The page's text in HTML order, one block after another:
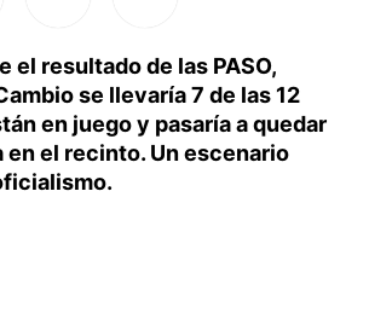
el resultado de las PASO,
se llevaría 7 de las 12
en juego y pasaría a quedar
en el recinto. Un escenario